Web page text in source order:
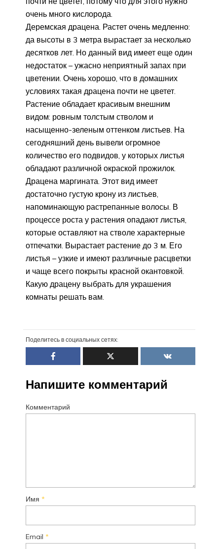
очень много кислорода.
Деремская драцена. Растет очень медленно:
да высоты в 3 метра вырастает за несколько
десятков лет. Но данный вид имеет еще один
недостаток – ужасно неприятный запах при
цветении. Очень хорошо, что в домашних
условиях такая драцена почти не цветет.
Растение обладает красивым внешним
видом: ровным толстым стволом и
насыщенно-зеленым оттенком листьев. На
сегодняшний день вывели огромное
количество его подвидов, у которых листья
обладают различной окраской прожилок.
Драцена маргината. Этот вид имеет
достаточно густую крону из листьев,
напоминающую растрепанные волосы. В
процессе роста у растения опадают листья,
которые оставляют на стволе характерные
отпечатки. Вырастает растение до 3 м. Его
листья – узкие и имеют различные расцветки
и чаще всего покрыты красной окантовкой.
Какую драцену выбрать для украшения
комнаты решать вам.
Поделитесь в социальных сетях:
Напишите комментарий
Комментарий
Имя *
Email *